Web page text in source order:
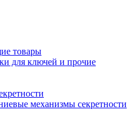
товары
для ключей и прочие
механизмы секретности